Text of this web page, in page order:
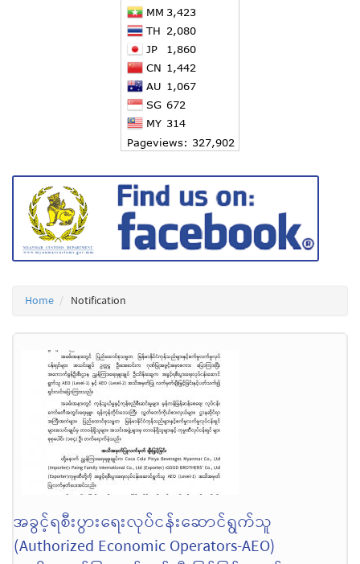
Home Notification
အခွင့်ရစီးပွားရေးလုပ်ငန်းဆောင်ရွက်သူ
(Authorized Economic Operators-AEO)